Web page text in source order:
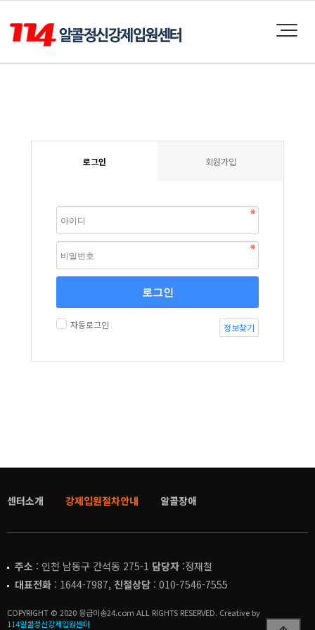
로그인 회원가입
로그인
자동로그인 정보찾기
센터소개 강제입원절차안내 알콜장애
주소 : 인천 남동구 간석동 275-1 담당자 :정재철
대표전화 : 1644-7987, 친절상담 : 010-7546-7555
COPYRIGHT © 2020 응급이송24.com ALL RIGHTS RESERVED. Creative by
114알콜정신강제입원센터